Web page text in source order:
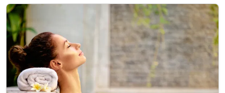
inkl. Nutzung des hauseigenen Saunabereichs
inkl. 1 Tiefgaragenplatz pro Apartment
inkl. Endreinigung
inkl. W-LAN
exklusive Nächtigungs und Mobilitätsabgabe